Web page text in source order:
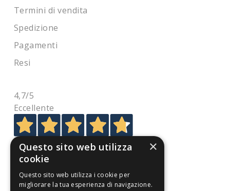
Termini di vendita
Spedizione
Pagamenti
Resi
4,7/5
Eccellente
3.818
Recensioni
×
Questo sito web utilizza
cookie
Questo sito web utilizza i cookie per
migliorare la tua esperienza di navigazione.